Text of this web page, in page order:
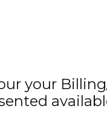
your